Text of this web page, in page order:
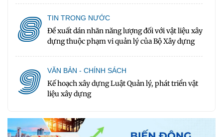
8 TIN TRONG NƯỚC
Đề xuất dán nhãn năng lượng đối với vật liệu xây
dựng thuộc phạm vi quản lý của Bộ Xây dựng
9 VĂN BẢN - CHÍNH SÁCH
Kế hoạch xây dựng Luật Quản lý, phát triển vật
liệu xây dựng